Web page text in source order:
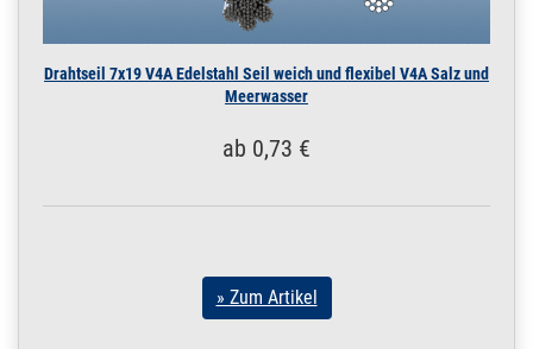
Drahtseil 7x19 V4A Edelstahl Seil weich und flexibel V4A Salz und
Meerwasser
ab 0,73 €
» Zum Artikel